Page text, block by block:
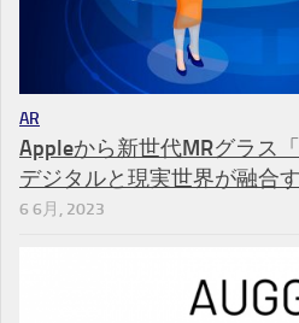
AR
Appleから新世代MRグラス
デジタルと現実世界が融合
6 6月, 2023